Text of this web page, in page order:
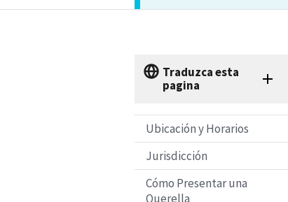
Traduzca esta
pagina
Ubicación y Horarios
Jurisdicción
Cómo Presentar una
Querella